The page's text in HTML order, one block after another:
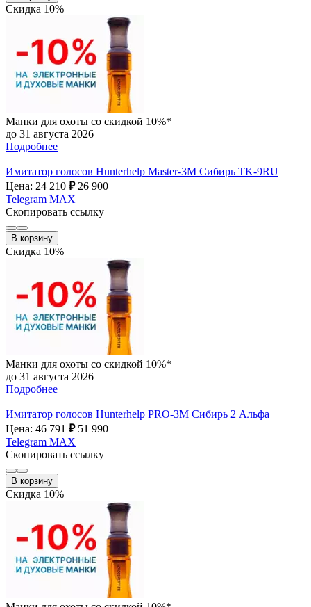
Скидка 10%
Манки для охоты со скидкой 10%*
до 31 августа 2026
Подробнее
Имитатор голосов Hunterhelp Master-3М Сибирь TK-9RU
Цена: 24 210 ₽ 26 900
Telegram MAX
Скопировать ссылку
В корзину
Скидка 10%
Манки для охоты со скидкой 10%*
до 31 августа 2026
Подробнее
Имитатор голосов Hunterhelp PRO-3М Сибирь 2 Альфа
Цена: 46 791 ₽ 51 990
Telegram MAX
Скопировать ссылку
В корзину
Скидка 10%